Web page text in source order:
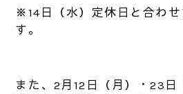
※14日（水）定休日と合わせ
す。
また、2月12日（月）・23